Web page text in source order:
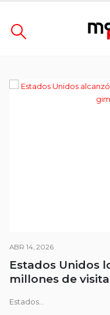
ABR 14, 2026
Estados Unidos
millones de
Estados...